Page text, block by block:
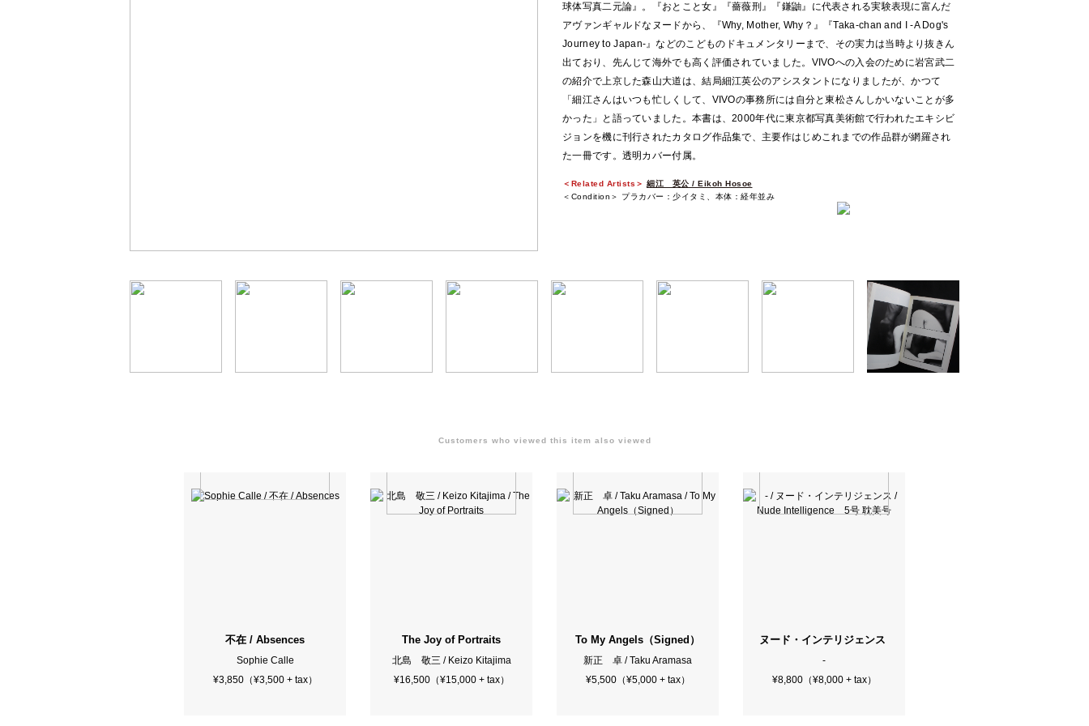
球体写真二元論』。『おとこと女』『薔薇刑』『鎌鼬』に代表される実験表現に富んだ
アヴァンギャルドなヌードから、『Why, Mother, Why？』『Taka-chan and I -A Dog's
Journey to Japan-』などのこどものドキュメンタリーまで、その実力は当時より抜きん
出ており、先んじて海外でも高く評価されていました。VIVOへの入会のために岩宮武二
の紹介で上京した森山大道は、結局細江英公のアシスタントになりましたが、かつて
「細江さんはいつも忙しくして、VIVOの事務所には自分と東松さんしかいないことが多
かった」と語っていました。本書は、2000年代に東京都写真美術館で行われたエキシビ
ジョンを機に刊行されたカタログ作品集で、主要作はじめこれまでの作品群が網羅され
た一冊です。透明カバー付属。
＜Related Artists＞ 細江 英公 / Eikoh Hosoe
＜Condition＞ プラカバー：少イタミ、本体：経年並み
Customers who viewed this item also viewed
不在 / Absences
Sophie Calle
¥3,850（¥3,500 + tax）
The Joy of Portraits
北島 敬三 / Keizo Kitajima
¥16,500（¥15,000 + tax）
To My Angels（Signed）
新正 卓 / Taku Aramasa
¥5,500（¥5,000 + tax）
ヌード・インテリジェンス / Nude Intelligence 5号 耽美号
-
¥8,800（¥8,000 + tax）